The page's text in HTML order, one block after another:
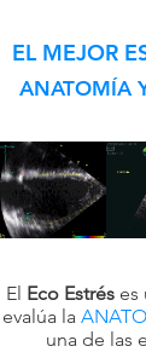
EL MEJOR
ANATOMÍA
El Eco Estréses
evalúa la
una de las